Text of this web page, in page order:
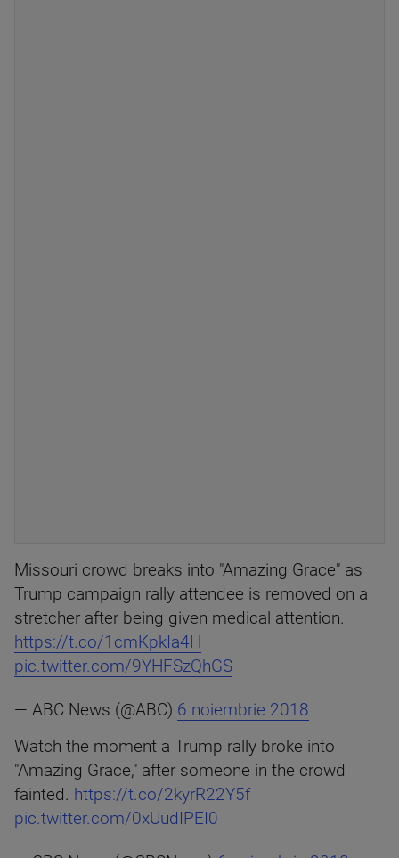
Missouri crowd breaks into "Amazing Grace" as
Trump campaign rally attendee is removed on a
stretcher after being given medical attention.
https://t.co/1cmKpkIa4H
pic.twitter.com/9YHFSzQhGS
— ABC News (@ABC) 6 noiembrie 2018
Watch the moment a Trump rally broke into
"Amazing Grace," after someone in the crowd
fainted. https://t.co/2kyrR22Y5f
pic.twitter.com/0xUudIPEI0